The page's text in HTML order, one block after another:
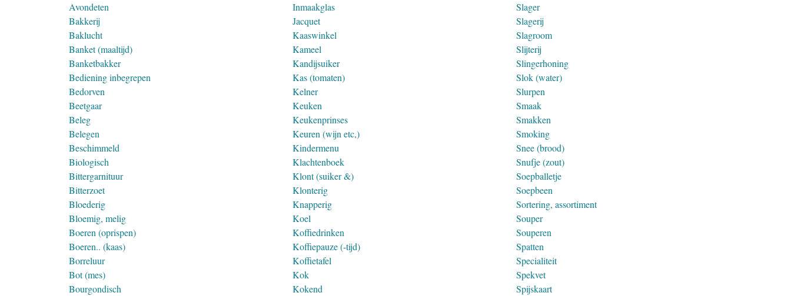
Avondeten
Bakkerij
Baklucht
Banket (maaltijd)
Banketbakker
Bediening inbegrepen
Bedorven
Beetgaar
Beleg
Belegen
Beschimmeld
Biologisch
Bittergarnituur
Bitterzoet
Bloederig
Bloemig, melig
Boeren (oprispen)
Boeren.. (kaas)
Borreluur
Bot (mes)
Bourgondisch
Inmaakglas
Jacquet
Kaaswinkel
Kameel
Kandijsuiker
Kas (tomaten)
Kelner
Keuken
Keukenprinses
Keuren (wijn etc,)
Kindermenu
Klachtenboek
Klont (suiker &)
Klonterig
Knapperig
Koel
Koffiedrinken
Koffiepauze (-tijd)
Koffietafel
Kok
Kokend
Slager
Slagerij
Slagroom
Slijterij
Slingerhoning
Slok (water)
Slurpen
Smaak
Smakken
Smoking
Snee (brood)
Snufje (zout)
Soepballetje
Soepbeen
Sortering, assortiment
Souper
Souperen
Spatten
Specialiteit
Spekvet
Spijskaart